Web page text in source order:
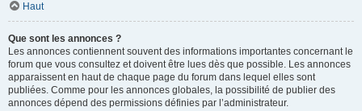
Haut
Que sont les annonces ?
Les annonces contiennent souvent des informations importantes concernant le
forum que vous consultez et doivent être lues dès que possible. Les annonces
apparaissent en haut de chaque page du forum dans lequel elles sont
publiées. Comme pour les annonces globales, la possibilité de publier des
annonces dépend des permissions définies par l’administrateur.